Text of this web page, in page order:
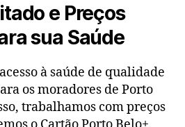
e Preços
sua Saúde
à saúde de qualidade
os moradores de Porto
trabalhamos com preços